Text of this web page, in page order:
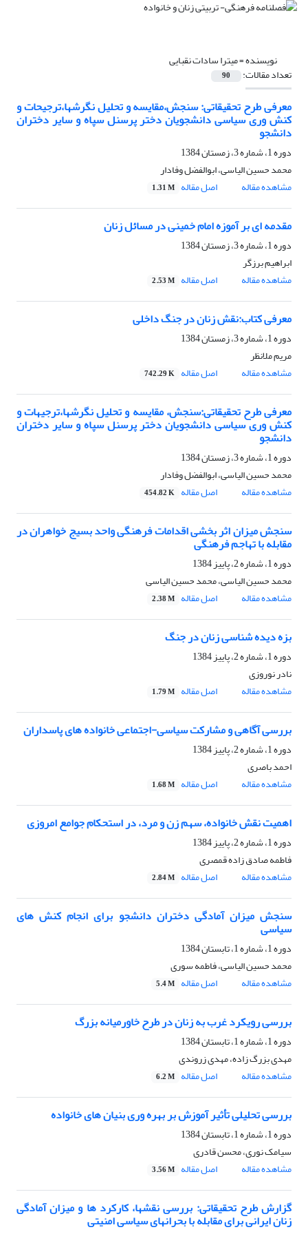
نویسنده =میترا سادات نقبایی
تعداد مقالات: 90
معرفی طرح تحقیقاتی: سنجش،مقایسه و تحلیل نگرشها،ترجیحات و
کنش وری سیاسی دانشجویان دختر پرسنل سپاه و سایر دختران
دانشجو
دوره 1، شماره 3، زمستان 1384
محمد حسین الیاسی، ابوالفضل وفادار
مشاهده مقاله
اصل مقاله 1.31 M
مقدمه ای بر آموزه امام خمینی در مسائل زنان
دوره 1، شماره 3، زمستان 1384
ابراهیم برزگر
مشاهده مقاله
اصل مقاله 2.53 M
معرفی کتاب:نقش زنان در جنگ داخلی
دوره 1، شماره 3، زمستان 1384
مریم ملانظر
مشاهده مقاله
اصل مقاله 742.29 K
معرفی طرح تحقیقاتی:سنجش، مقایسه و تحلیل نگرشها،ترجیهات و
کنش وری سیاسی دانشجویان دختر پرسنل سپاه و سایر دختران
دانشجو
دوره 1، شماره 3، زمستان 1384
محمد حسین الیاسی، ابوالفضل وفادار
مشاهده مقاله
اصل مقاله 454.82 K
سنجش میزان اثر بخشی اقدامات فرهنگی واحد بسیج خواهران در
مقابله با تهاجم فرهنگی
دوره 1، شماره 2، پاییز 1384
محمد حسین الیاسی، محمد حسین الیاسی
مشاهده مقاله
اصل مقاله 2.38 M
بزه دیده شناسی زنان در جنگ
دوره 1، شماره 2، پاییز 1384
نادر نوروزی
مشاهده مقاله
اصل مقاله 1.79 M
بررسی آگاهی و مشارکت سیاسی-اجتماعی خانواده های پاسداران
دوره 1، شماره 2، پاییز 1384
احمد باصری
مشاهده مقاله
اصل مقاله 1.68 M
اهمیت نقش خانواده، سهم زن و مرد، در استحکام جوامع امروزی
دوره 1، شماره 2، پاییز 1384
فاطمه صادق زاده قمصری
مشاهده مقاله
اصل مقاله 2.84 M
سنجش میزان آمادگی دختران دانشجو برای انجام کنش های
سیاسی
دوره 1، شماره 1، تابستان 1384
محمد حسین الیاسی، فاطمه سوری
مشاهده مقاله
اصل مقاله 5.4 M
بررسی رویکرد غرب به زنان در طرح خاورمیانه بزرگ
دوره 1، شماره 1، تابستان 1384
مهدی بزرگ زاده، مهدی زروندی
مشاهده مقاله
اصل مقاله 6.2 M
بررسی تحلیلی تأثیر آموزش بر بهره وری بنیان های خانواده
دوره 1، شماره 1، تابستان 1384
سیامک نوری، محسن قادری
مشاهده مقاله
اصل مقاله 3.56 M
گزارش طرح تحقیقاتی: بررسی نقشها، کارکرد ها و میزان آمادگی
زنان ایرانی برای مقابله با بحرانهای سیاسی امنیتی